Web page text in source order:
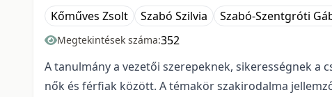
Kőműves Zsolt Szabó Szilvia Szabó-Szentgróti
Megtekintések száma:352
A tanulmány a vezetői szerepeknek, sikerességnek
nők és férfiak között. A témakör szakirodalma